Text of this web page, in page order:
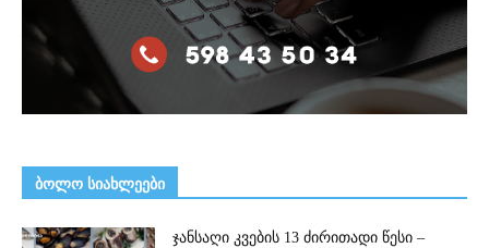
ᲑᲝᲚᲝ ᲡᲘᲐᲮᲚᲔᲔᲑᲘ
ჯანსაღი კვების 13 ძირითადი წესი –